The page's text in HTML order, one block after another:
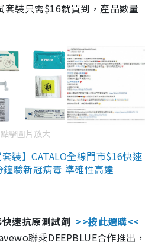
套裝只需$16就買到，產品數量
點擊圖片放大
裝】CATALO全線門市$16快速
驗新冠病毒 準確性高達
速抗原測試劑 >>按此選購<<
聯乘DEEPBLUE合作推出，